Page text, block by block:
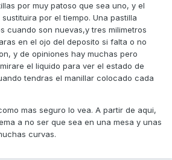
por muy patoso que sea uno, y el
por el tiempo. Una pastilla
cuando son nuevas,y tres milimetros
en el ojo del deposito si falta o no
y de opiniones hay muchas pero
el liquido para ver el estado de
tendras el manillar colocado cada
mas seguro lo vea. A partir de aqui,
a no ser que sea en una mesa y unas
curvas.